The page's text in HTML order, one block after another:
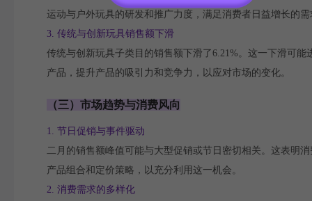
运动与户外玩具的研发和推广力度，满足消费者日益增长的需
3. 传统与创新玩具销售额下滑
传统与创新玩具子类目的销售额下滑了6.21%。这一下滑可
产品，提升产品的吸引力和竞争力，以应对市场的变化。
（三）市场趋势与消费风向
1. 节日促销与事件驱动
二月的销售额峰值可能与大型促销或节日密切相关。这表明
产品组合和定价策略，以充分利用这一机会。
2. 消费需求的多样化